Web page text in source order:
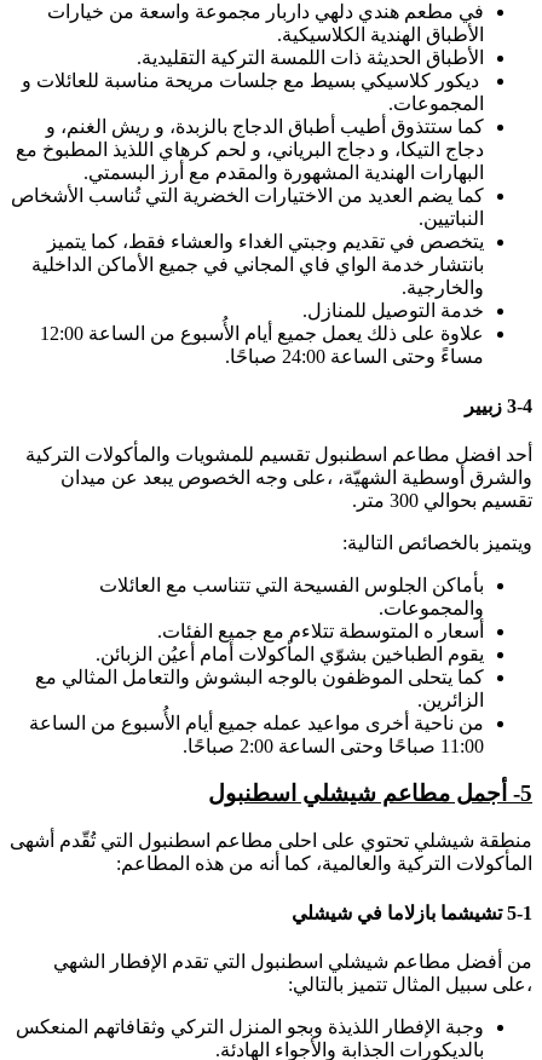
في مطعم هندي دلهي داربار مجموعة واسعة من خيارات
الأطباق الهندية الكلاسيكية.
الأطباق الحديثة ذات اللمسة التركية التقليدية.
ديكور كلاسيكي بسيط مع جلسات مريحة مناسبة للعائلات و
المجموعات.
كما ستتذوق أطيب أطباق الدجاج بالزبدة، و ريش الغنم، و
دجاج التيكا، و دجاج البرياني، و لحم كرهاي اللذيذ المطبوخ مع
البهارات الهندية المشهورة والمقدم مع أرز البسمتي.
كما يضم العديد من الاختيارات الخضرية التي تُناسب الأشخاص
النباتيين.
يتخصص في تقديم وجبتي الغداء والعشاء فقط، كما يتميز
بانتشار خدمة الواي فاي المجاني في جميع الأماكن الداخلية
والخارجية.
خدمة التوصيل للمنازل.
علاوة على ذلك يعمل جميع أيام الأُسبوع من الساعة 12:00
مساءً وحتى الساعة 24:00 صباحًا.
3-4 زبيير
أحد افضل مطاعم اسطنبول تقسيم للمشويات والمأكولات التركية
والشرق أوسطية الشهيّة، ،على وجه الخصوص يبعد عن ميدان
تقسيم بحوالي 300 متر.
ويتميز بالخصائص التالية:
بأماكن الجلوس الفسيحة التي تتناسب مع العائلات
والمجموعات.
أسعار ه المتوسطة تتلاءم مع جميع الفئات.
يقوم الطباخين بشوّي المأكولات أمام أعيُن الزبائن.
كما يتحلى الموظفون بالوجه البشوش والتعامل المثالي مع
الزائرين.
من ناحية أخرى مواعيد عمله جميع أيام الأُسبوع من الساعة
11:00 صباحًا وحتى الساعة 2:00 صباحًا.
5- أجمل مطاعم شيشلي اسطنبول
منطقة شيشلي تحتوي على احلى مطاعم اسطنبول التي تُقّدم أشهى
المأكولات التركية والعالمية، كما أنه من هذه المطاعم:
5-1 تشيشما بازلاما في شيشلي
من أفضل مطاعم شيشلي اسطنبول التي تقدم الإفطار الشهي
،على سبيل المثال تتميز بالتالي:
وجبة الإفطار اللذيذة وبجو المنزل التركي وثقافاتهم المنعكس
بالديكورات الجذابة والأجواء الهادئة.